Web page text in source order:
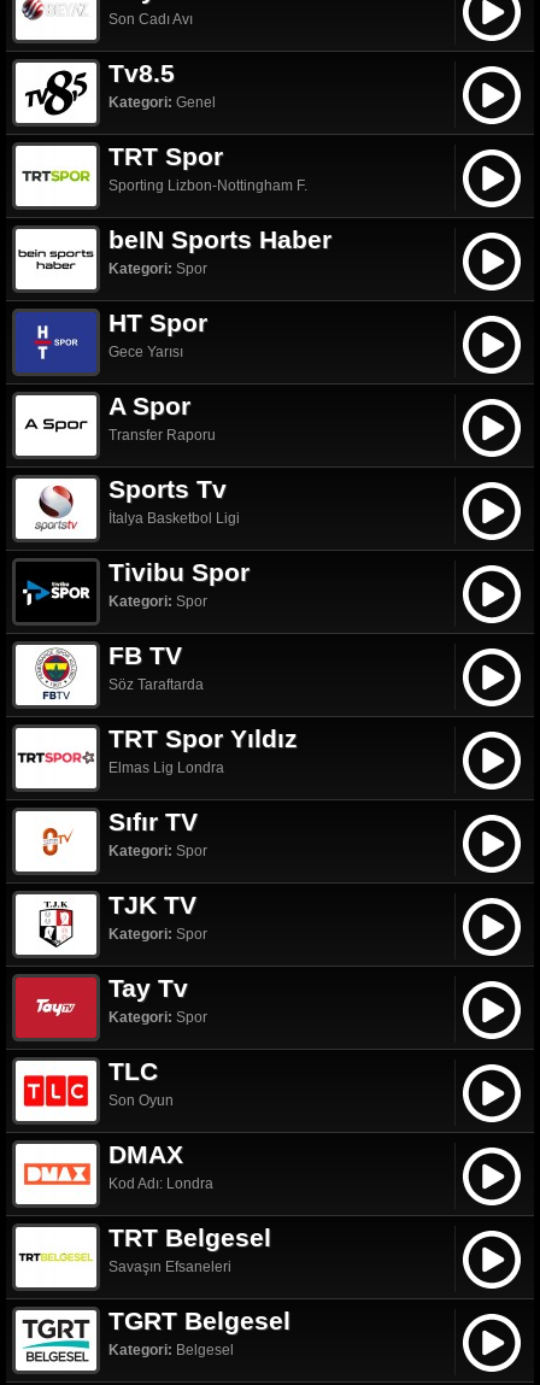
Son Cadı Avı
Tv8.5
Kategori: Genel
TRT Spor
Sporting Lizbon-Nottingham F.
beIN Sports Haber
Kategori: Spor
HT Spor
Gece Yarısı
A Spor
Transfer Raporu
Sports Tv
İtalya Basketbol Ligi
Tivibu Spor
Kategori: Spor
FB TV
Söz Taraftarda
TRT Spor Yıldız
Elmas Lig Londra
Sıfır TV
Kategori: Spor
TJK TV
Kategori: Spor
Tay Tv
Kategori: Spor
TLC
Son Oyun
DMAX
Kod Adı: Londra
TRT Belgesel
Savaşın Efsaneleri
TGRT Belgesel
Kategori: Belgesel